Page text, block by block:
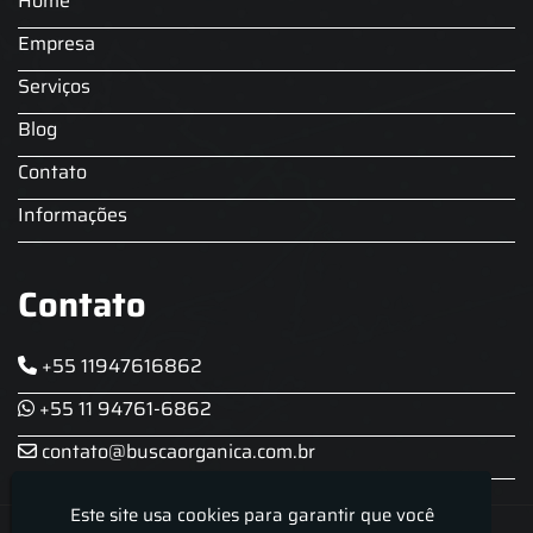
Locação Chopeira Expo
Empresa
Serviços
Blog
Contato
Informações
Contato
+55 11947616862
+55 11 94761-6862
contato@buscaorganica.com.br
Este site usa cookies para garantir que você